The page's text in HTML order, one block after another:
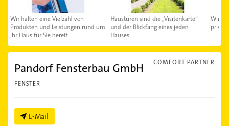
Wir halten eine Vielzahl von
Produkten und Leistungen rund um
Ihr Haus für Sie bereit
Haustüren sind die „Visitenkarte“
und der Blickfang eines jeden
Hauses
Wir
COMFORT PARTNER
Pandorf Fensterbau GmbH
FENSTER
E-Mail